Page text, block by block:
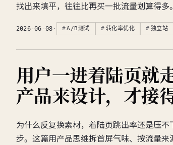
找出来填平，往往比再买一批流量划算得多。
2026-06-08 · A/B测试 转化率优化 独立站
用户一进着陆页就
产品来设计，才接
为什么反复换素材，着陆页跳出率还是压
步。这篇用产品思维拆首屏气味、按流量